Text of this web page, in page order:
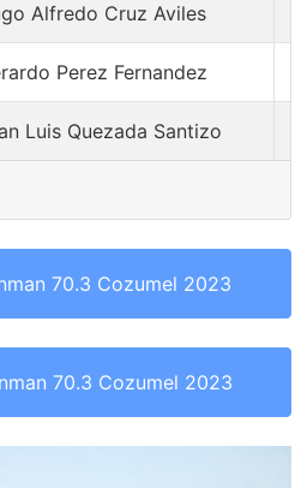
Alfredo Cruz Aviles
Perez Fernandez
Luis Quezada Santizo
70.3 Cozumel 2023
70.3 Cozumel 2023